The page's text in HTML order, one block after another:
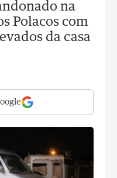
na
Polacos com
da casa